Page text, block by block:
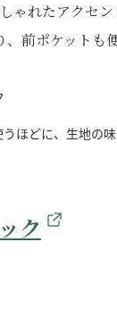
ゃれたアクセ
前ポケットも便
ほどに、生地の味
ク